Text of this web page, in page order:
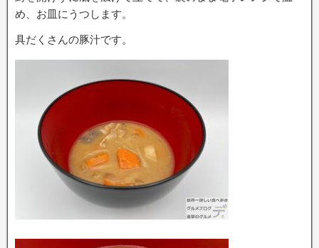
め、お皿にうつします。
具だくさんの豚汁です。